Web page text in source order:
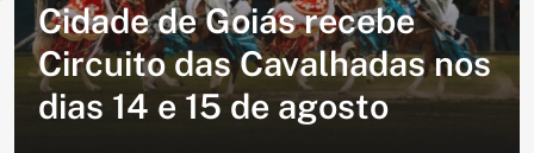
volta e promete reunir
milhares de participantes
em Caldazinha